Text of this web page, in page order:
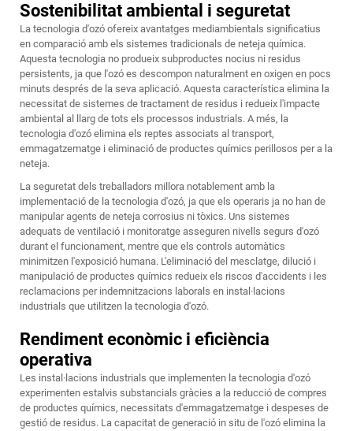
Sostenibilitat ambiental i seguretat
La tecnologia d'ozó ofereix avantatges mediambientals significatius
en comparació amb els sistemes tradicionals de neteja química.
Aquesta tecnologia no produeix subproductes nocius ni residus
persistents, ja que l'ozó es descompon naturalment en oxigen en pocs
minuts després de la seva aplicació. Aquesta característica elimina la
necessitat de sistemes de tractament de residus i redueix l'impacte
ambiental al llarg de tots els processos industrials. A més, la
tecnologia d'ozó elimina els reptes associats al transport,
emmagatzematge i eliminació de productes químics perillosos per a la
neteja.
La seguretat dels treballadors millora notablement amb la
implementació de la tecnologia d'ozó, ja que els operaris ja no han de
manipular agents de neteja corrosius ni tòxics. Uns sistemes
adequats de ventilació i monitoratge asseguren nivells segurs d'ozó
durant el funcionament, mentre que els controls automàtics
minimitzen l'exposició humana. L'eliminació del mesclatge, dilució i
manipulació de productes químics redueix els riscos d'accidents i les
reclamacions per indemnitzacions laborals en instal·lacions
industrials que utilitzen la tecnologia d'ozó.
Rendiment econòmic i eficiència
operativa
Les instal·lacions industrials que implementen la tecnologia d'ozó
experimenten estalvis substancials gràcies a la reducció de compres
de productes químics, necessitats d'emmagatzematge i despeses de
gestió de residus. La capacitat de generació in situ de l'ozó elimina la